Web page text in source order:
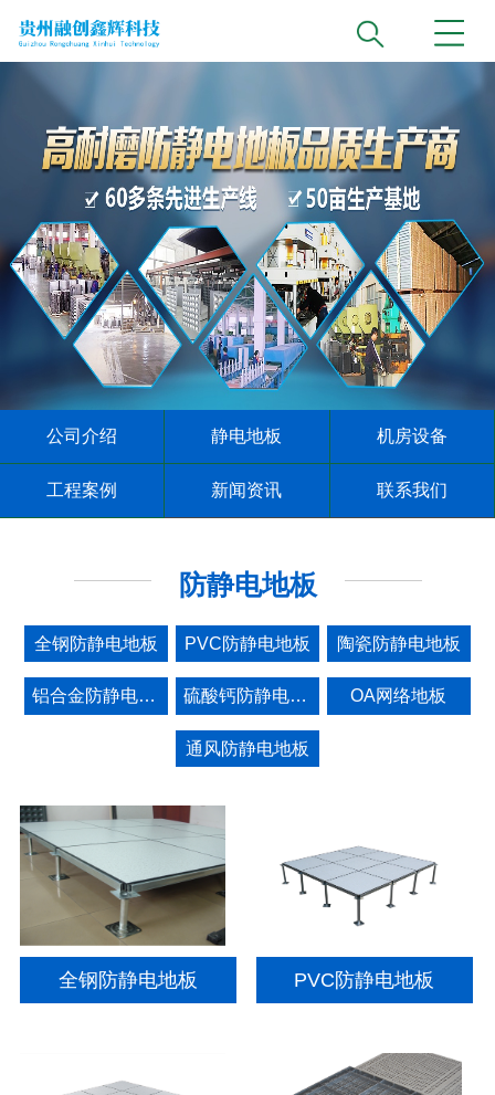
公司介绍 静电地板 机房设备
工程案例 新闻资讯 联系我们
防静电地板
全钢防静电地板 PVC防静电地板 陶瓷防静电地板
铝合金防静电地板 硫酸钙防静电地板 OA网络地板
通风防静电地板
全钢防静电地板 PVC防静电地板